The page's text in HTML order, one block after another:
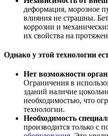
деформация, морозное
влияния не страшны.
коррозии и
их свойства на
Однако у этой технологии
Нет возможности
Ограничения в
зданий наличие
необходимостью, что
технологии.
Необходимость
производится только с